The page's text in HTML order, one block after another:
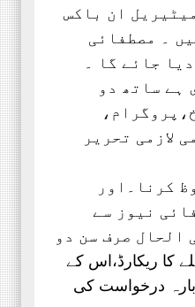
ان باکس
۔ مصطفائی
جائے گا ۔
ہے ساتھ دو
لازمی تحریر
کرنا۔اور
نیوز سے
الحال صرف سن دو
اس کے
درخواست کی